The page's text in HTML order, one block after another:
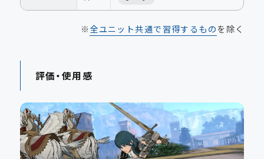
※全ユニット共通で習得するものを除く
評価・使用感